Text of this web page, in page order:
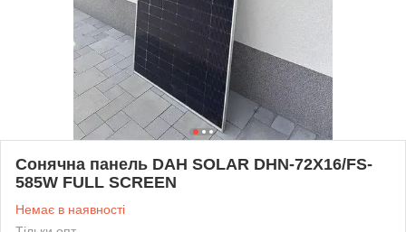
Сонячна панель DAH SOLAR DHN-72X16/FS-
585W FULL SCREEN
Немає в наявності